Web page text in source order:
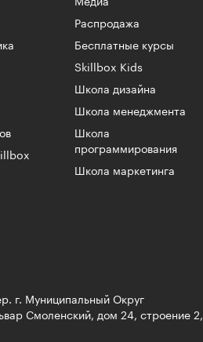
Медиа
Распродажа
Бесплатные курсы
Skillbox Kids
Школа дизайна
Школа менеджмента
Школа
программирования
Школа маркетинга
г. Муниципальный Округ
Смоленский, дом 24, строение 2,